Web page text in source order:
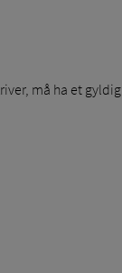
må ha et gyldig